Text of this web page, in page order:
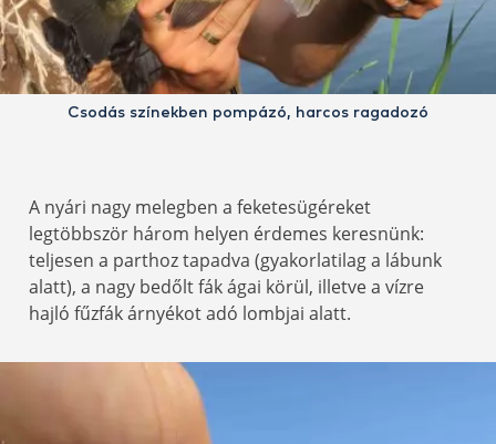
Csodás színekben pompázó, harcos ragadozó
A nyári nagy melegben a feketesügéreket
legtöbbször három helyen érdemes keresnünk:
teljesen a parthoz tapadva (gyakorlatilag a lábunk
alatt), a nagy bedőlt fák ágai körül, illetve a vízre
hajló fűzfák árnyékot adó lombjai alatt.